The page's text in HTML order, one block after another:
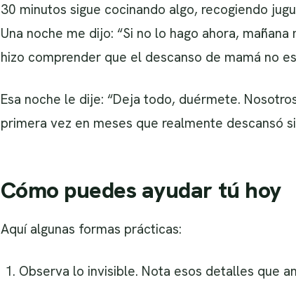
30 minutos sigue cocinando algo, recogiendo
Una noche me dijo: “Si no lo hago ahora,
hizo comprender que el descanso de mamá no
Esa noche le dije: “Deja todo, duérmete.
primera vez en meses que realmente descansó
Cómo puedes ayudar tú hoy
Aquí algunas formas prácticas:
Observa lo invisible. Nota esos detalles que